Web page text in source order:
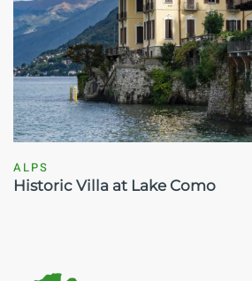
ALPS
Historic Villa at Lake Como